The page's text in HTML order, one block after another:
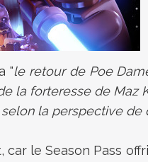
"le retour de Poe
la forteresse de Maz
la perspective
car le Season Pass